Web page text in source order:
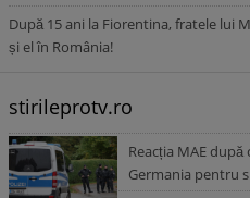
După 15 ani la Fiorentina, fratele lui
și el în România!
stirileprotv.ro
Reacția MAE
Germania pentru